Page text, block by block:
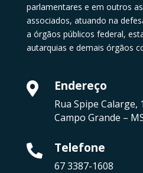
parlamentares e em outros
associados, atuando na
a órgãos públicos federal,
autarquias e demais órgãos
 Endereço
Rua Spipe Calarge,
Campo Grande –
 Telefone
67 3387-1608